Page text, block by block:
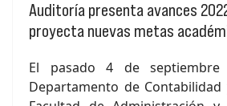
Auditoría presenta avances
proyecta nuevas metas
El pasado 4 de
Departamento de